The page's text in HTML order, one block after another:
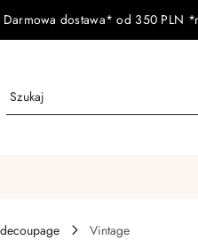
Darmowa dostawa* od 350 PLN
Vintage